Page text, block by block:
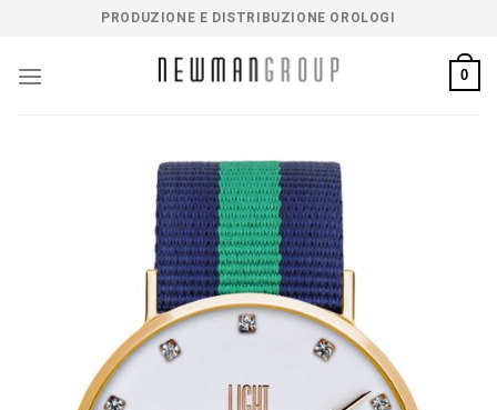
contenuti
PRODUZIONE E DISTRIBUZIONE OROLOGI
0